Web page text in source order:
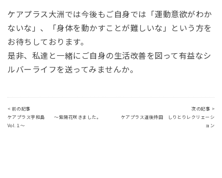
ケアプラス大洲では今後もご自身では「運動意欲がわか
ないな」、「身体を動かすことが難しいな」という方を
お待ちしております。
是非、私達と一緒にご自身の生活改善を図って有益なシ
ルバーライフを送ってみませんか。
< 前の記事
ケアプラス宇和島 ～紫陽花咲きました。
Vol.１～
次の記事 >
ケアプラス道後持田 しりとりレクリェーシ
ョン